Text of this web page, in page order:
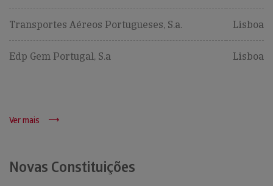
Transportes Aéreos Portugueses, S.a. Lisboa
Edp Gem Portugal, S.a Lisboa
Ver mais
Novas Constituições